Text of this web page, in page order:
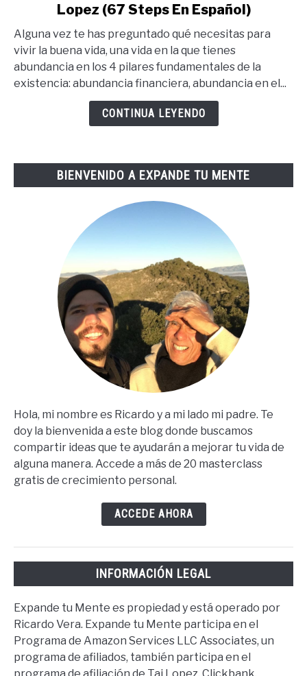
67
Pasos
Para
Steps
Lopez (67 Steps En Español)
Alguna vez te has preguntado qué necesitas para
vivir la buena vida, una vida en la que tienes
abundancia en los 4 pilares fundamentales de la
existencia: abundancia financiera, abundancia en el...
CONTINUA LEYENDO
BIENVENIDO A EXPANDE TU MENTE
Hola, mi nombre es Ricardo y a mi lado mi padre. Te
doy la bienvenida a este blog donde buscamos
compartir ideas que te ayudarán a mejorar tu vida de
alguna manera. Accede a más de 20 masterclass
gratis de crecimiento personal.
ACCEDE AHORA
INFORMACIÓN LEGAL
Expande tu Mente es propiedad y está operado por
Ricardo Vera. Expande tu Mente participa en el
Programa de Amazon Services LLC Associates, un
programa de afiliados, también participa en el
programa de afiliación de Tai Lopez, Clickbank,